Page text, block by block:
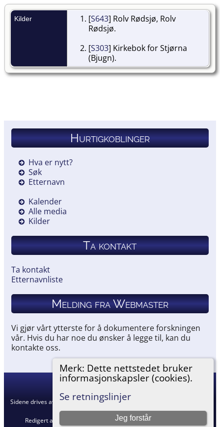
Merk: Dette nettstedet bruker
informasjonskapsler (cookies).
Se retningslinjer
Jeg forstår
Kilder [S643] Rolv Rødsjø, Rolv
Rødsjø.
[S303] Kirkebok for Stjørna
(Bjugn).
Hurtigkoblinger
Hva er nytt?
Søk
Etternavn
Kalender
Alle media
Kilder
Ta kontakt
Ta kontakt
Etternavnliste
Melding fra Webmaster
Vi gjør vårt ytterste for å dokumentere forskningen
vår. Hvis du har noe du ønsker å legge til, kan du
kontakte oss.
Hemneslekt 2026
Sidene drives av The Next Generation of Genealogy Sitebuilding
Redigert av
Retningslinjer for personvern